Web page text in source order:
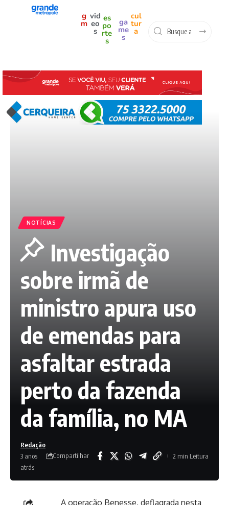
g
m
vid
eo
s
es
po
rte
s
ga
me
s
cul
tur
a
NOTÍCIAS
Investigação
sobre irmã de
ministro apura uso
de emendas para
asfaltar estrada
perto da fazenda
da família, no MA
Redação
3 anos
atrás
Compartilhar 2 min Leitura
A operação Benesse, deflagrada nesta